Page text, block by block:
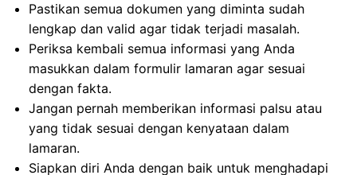
Pastikan semua dokumen yang diminta sudah
lengkap dan valid agar tidak terjadi masalah.
Periksa kembali semua informasi yang Anda
masukkan dalam formulir lamaran agar sesuai
dengan fakta.
Jangan pernah memberikan informasi palsu atau
yang tidak sesuai dengan kenyataan dalam
lamaran.
Siapkan diri Anda dengan baik untuk menghadapi